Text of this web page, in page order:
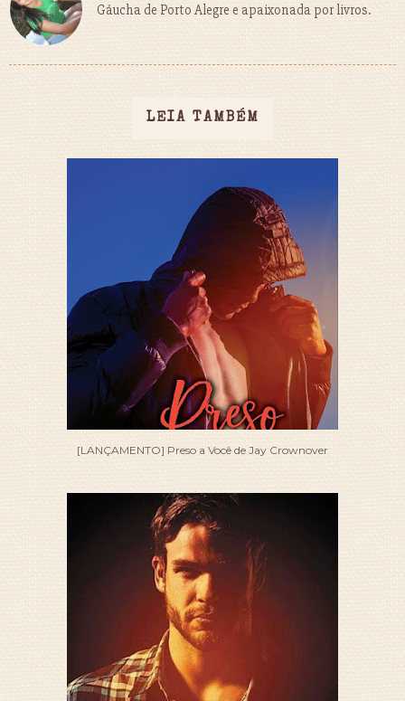
Gáucha de Porto Alegre e apaixonada por livros.
LEIA TAMBÉM
[LANÇAMENTO] Preso a Você de Jay Crownover